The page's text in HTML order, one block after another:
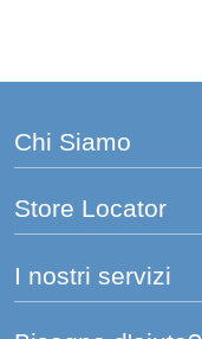
Chi Siamo
Store Locator
I nostri servizi